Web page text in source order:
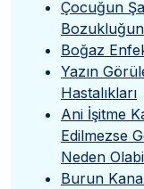
Çocuğun
Boğaz
Yazın
Hastalıkları
Ani İşitme
Edilmezse
Neden
Burun